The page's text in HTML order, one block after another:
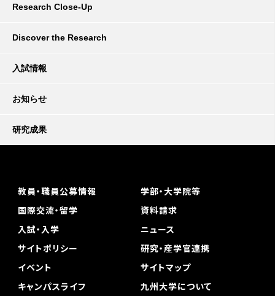
Research Close-Up
Discover the Research
入試情報
お知らせ
研究成果
教員・職員公募情報
学部・大学院等
国際交流・留学
資料請求
入試・入学
ニュース
サイトポリシー
研究・産学官連携
イベント
サイトマップ
キャンパスライフ
九州大学について